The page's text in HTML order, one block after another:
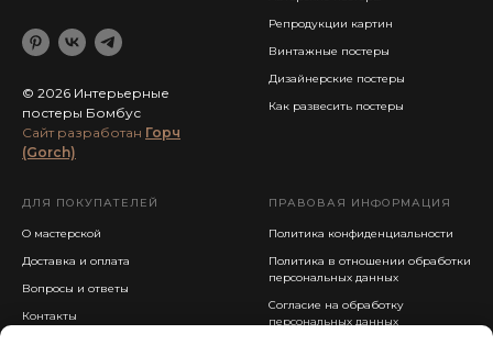
© 2026 Интерьерные
постеры Бомбус
Cайт разработан Горч
(Gorch)
Репродукции картин
Винтажные постеры
Дизайнерские постеры
Как развесить постеры
ДЛЯ ПОКУПАТЕЛЕЙ
О мастерской
Доставка и оплата
Вопросы и ответы
Контакты
ПРАВОВАЯ ИНФОРМАЦИЯ
Политика конфиденциальности
Политика в отношении обработки
персональных данных
Согласие на обработку
персональных данных